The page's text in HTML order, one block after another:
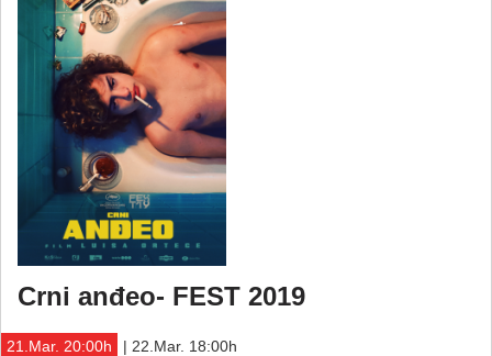
Crni anđeo- FEST 2019
21.Mar. 20:00h | 22.Mar. 18:00h